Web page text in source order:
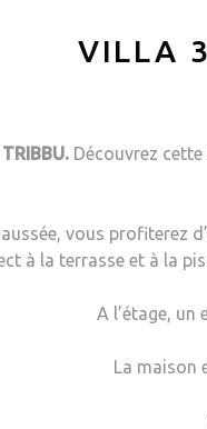
VILLA
Découvrez cette
vous profiterez
à la terrasse et à la
A l’étage, un
La maison